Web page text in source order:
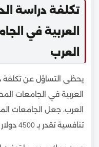
تكلفة دراسة
العربية في
العرب
يحظى التساؤل عن تكلفة
العربية في الجامعات
العرب، جعل الجامعات
تنافسية تقدر بـ 4500 دولار أمريكي + 1500 دولار رسوم قيد.